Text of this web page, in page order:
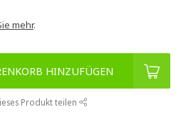
mehr.
HINZUFÜGEN
Produkt teilen